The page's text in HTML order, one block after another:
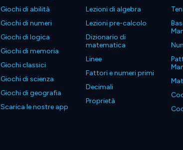
Giochi di abilità
Giochi di numeri
Giochi di logica
Giochi di memoria
Giochi classici
Giochi di scienza
Giochi di geografia
Scarica le nostre app
Lezioni di algebra
Lezioni pre-calcolo
Dizionario di
matematica
Linee
Fattori e numeri primi
Decimali
Proprietà